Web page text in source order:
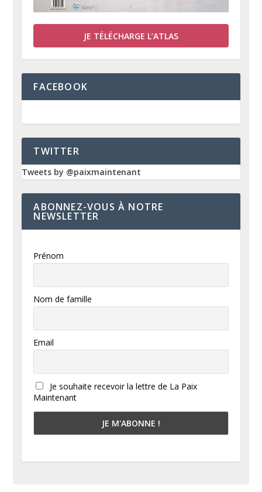
JE TÉLÉCHARGE L’ATLAS
FACEBOOK
TWITTER
Tweets by @paixmaintenant
ABONNEZ-VOUS À NOTRE
NEWSLETTER
Prénom
Nom de famille
Email
Je souhaite recevoir la lettre de La Paix
Maintenant